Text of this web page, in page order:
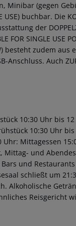
Minibar (gegen
USE) buchbar. Die
der
FOR SINGLE USE
besteht zudem
Anschluss. Auch
10:30 Uhr bis
10:30 Uhr
Uhr: Mittagessen
Mittag- und
und Restaurants
schließt um
Alkoholische
Reisgericht